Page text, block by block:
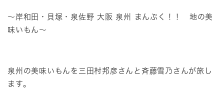
～岸和田・貝塚・泉佐野 大阪 泉州 まんぷく！！ 地の美
味いもん～
泉州の美味いもんを三田村邦彦さんと斉藤雪乃さんが旅し
ます。